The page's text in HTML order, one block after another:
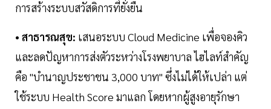
การสร้างระบบสวัสดิการที่ยั่งยืน
• สาธารณสุข: เสนอระบบ Cloud Medicine เพื่อจองคิว
และลดปัญหาการส่งตัวระหว่างโรงพยาบาล ไฮไลท์สำคัญ
คือ "บำนาญประชาชน 3,000 บาท" ซึ่งไม่ได้ให้เปล่า แต่
ใช้ระบบ Health Score มาแลก โดยหากผู้สูงอายุรักษา